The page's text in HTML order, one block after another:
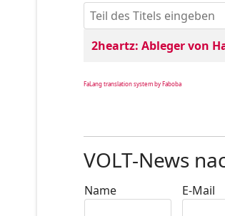
Teil des Titels eingeben
Titel
2heartz: Ableger von
FaLang translation system by Faboba
VOLT-News
Name E-Mail